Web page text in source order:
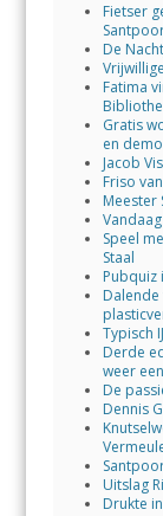
Fietser
De
Fatima
Gratis
en
Jacob
Friso
Meester
Speel
Staal
Pubquiz
Typisch
Derde
weer
De
Dennis
Uitslag
Drukte